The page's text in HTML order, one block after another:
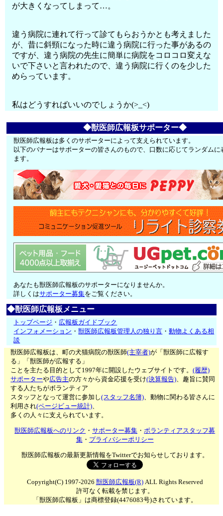
が大きくなってしまって…。
違う病院に連れて行って診てもらおうかとも考えました
が、昔に斜頸になった時に違う病院に行った事があるの
ですが、違う病院の先生に簡単に病院をコロコロ変えな
いで下さいと言われたので、違う病院に行くのを少した
めらっています。
私はどうすればいいのでしょうか(>_<)
◆獣医師広報板サポーター◆
獣医師広報板は多くのサポーターによって支えられています。
以下のバナーはサポーターの皆さんのもので、口数に応じてランダムに
ます。
あなたも獣医師広報板のサポーターになりませんか。
詳しくはサポーター募集をご覧ください。
◆獣医師広報板メニュー
トップページ ・ 広報板ガイドブック
インフォメーション ・獣医師広報板管理人の独り言 ・動物よくある相
談
獣医師広報板は、町の犬猫病院の獣医師(主宰者)が「獣医師に広報す
る」「獣医師が広報する」
ことを主たる目的として1997年に開設したウェブサイトです。(履歴)
サポーターや広告主の方々から資金応援を受け(決算報告)、趣旨に賛同
する人たちがボランティア
スタッフとなって運営に参加し(スタッフ名簿)、動物に関わる皆さんに
利用され(ページビュー統計)、
多くの人々に支えられています。
獣医師広報板へのリンク ・サポーター募集 ・ボランティアスタッフ募
集・ プライバシーポリシー
獣医師広報板の最新更新情報をTwitterでお知らせしております。
Copyright(C) 1997-2026 獣医師広報板(R)ALL Rights Reserved
許可なく転載を禁じます。
「獣医師広報板」は商標登録(4476083号)されています。